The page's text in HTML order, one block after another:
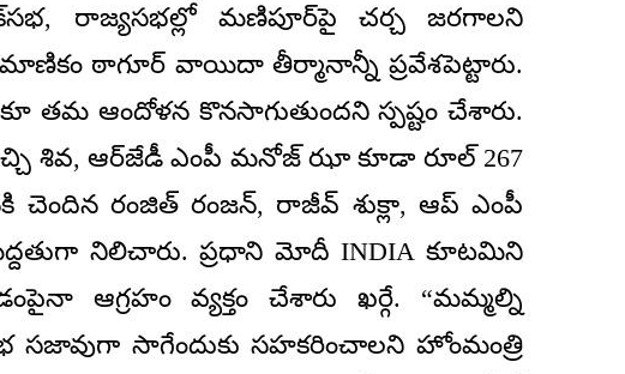
రాజ్యసభల్లో మణిపూర్‌పై చర్చ జరగాలని
మాణికం ఠాగూర్ వాయిదా తీర్మానాన్నీ ప్రవేశపెట్టారు.
తమ ఆందోళన కొనసాగుతుందని స్పష్టం చేశారు.
శివ, ఆర్‌జేడీ ఎంపీ మనోజ్ ఝా కూడా రూల్ 267
చెందిన రంజిత్ రంజన్, రాజీవ్ శుక్లా, ఆప్ ఎంపీ
నిలిచారు. ప్రధాని మోదీ INDIA కూటమిని
ఆగ్రహం వ్యక్తం చేశారు ఖర్గే. “మమ్మల్ని
సజావుగా సాగేందుకు సహకరించాలని హోంమంత్రి